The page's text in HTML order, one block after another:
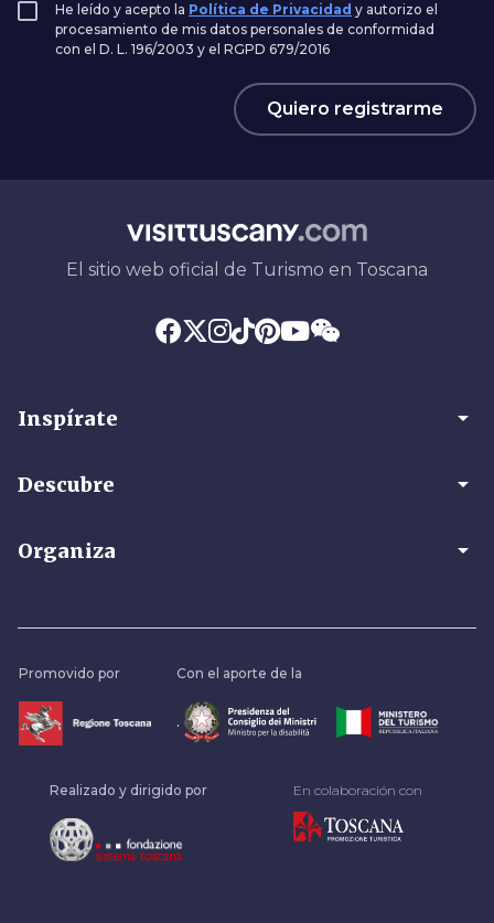
He leído y acepto la Política de Privacidad y autorizo el
procesamiento de mis datos personales de conformidad
con el D. L. 196/2003 y el RGPD 679/2016
Quiero registrarme
El sitio web oficial de Turismo en Toscana
Inspírate arrow_drop_down
Descubre arrow_drop_down
Organiza arrow_drop_down
Promovido por Con el aporte de la
.
Realizado y dirigido por En colaboración con